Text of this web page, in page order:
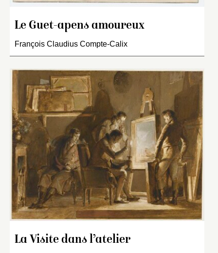
Le Guet-apens amoureux
François Claudius Compte-Calix
La Visite dans l’atelier